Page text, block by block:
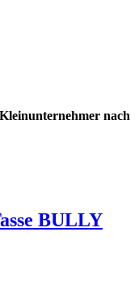
nach
BULLY